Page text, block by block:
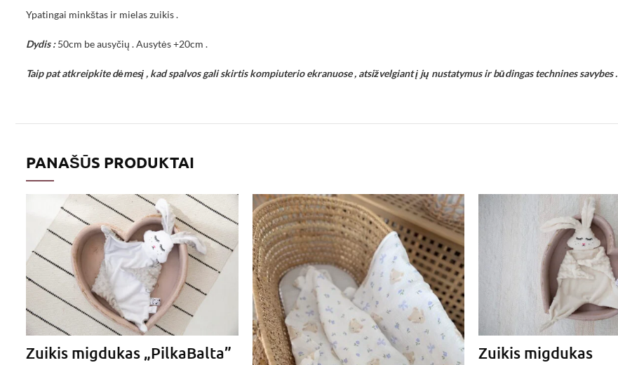
Ypatingai minkštas ir mielas zuikis .
Dydis :50cm be ausyčių . Ausytės +20cm .
Taip pat atkreipkite dėmesį , kad spalvos gali skirtis kompiuterio ekranuose , atsižvelgiant į jų nustatymus ir būdingas technines savybes .
PANAŠŪS PRODUKTAI
Zuikis migdukas „PilkaBalta” Zuikis migdukas